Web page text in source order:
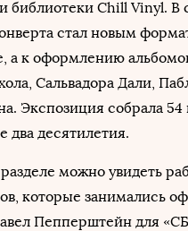
библиотеки Chill Vinyl. В
стал новым
а к оформлению
Сальвадора Дали,
Экспозиция собрала 54
два десятилетия.
можно увидеть
которые занимались
Пепперштейн для